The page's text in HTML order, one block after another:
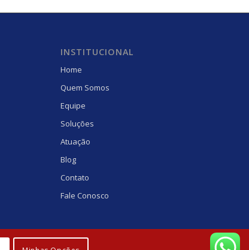
INSTITUCIONAL
Home
Quem Somos
Equipe
Soluções
Atuação
Blog
Contato
Fale Conosco